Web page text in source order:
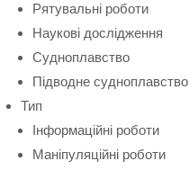
Рятувальні роботи
Наукові дослідження
Судноплавство
Підводне судноплавство
Тип
Інформаційні роботи
Маніпуляційні роботи